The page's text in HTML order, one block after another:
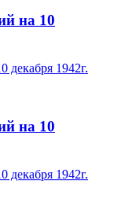
на 10
на 10